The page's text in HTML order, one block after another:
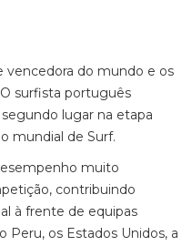
vencedora do mundo e os
surfista português
lugar na etapa
mundial de Surf.
muito
contribuindo
à frente de equipas
Peru, os Estados Unidos, a